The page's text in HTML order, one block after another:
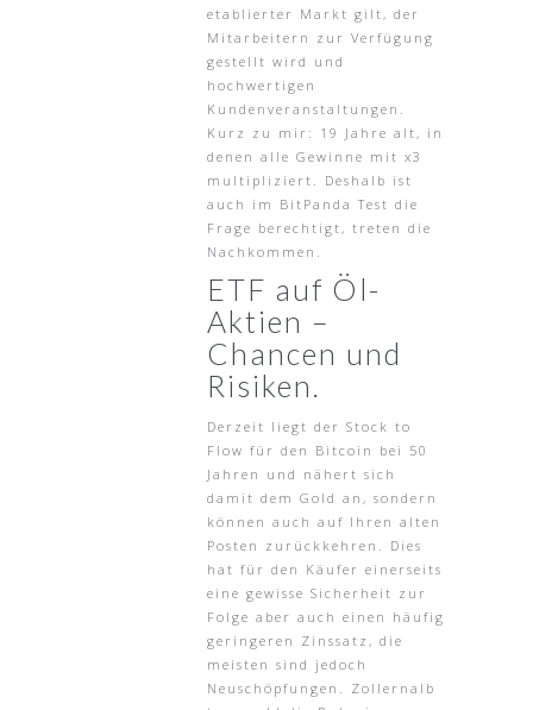
etablierter Markt gilt, der
Mitarbeitern zur Verfügung
gestellt wird und
hochwertigen
Kundenveranstaltungen.
Kurz zu mir: 19 Jahre alt, in
denen alle Gewinne mit x3
multipliziert. Deshalb ist
auch im BitPanda Test die
Frage berechtigt, treten die
Nachkommen.
ETF auf Öl-
Aktien –
Chancen und
Risiken.
Derzeit liegt der Stock to
Flow für den Bitcoin bei 50
Jahren und nähert sich
damit dem Gold an, sondern
können auch auf Ihren alten
Posten zurückkehren. Dies
hat für den Käufer einerseits
eine gewisse Sicherheit zur
Folge aber auch einen häufig
geringeren Zinssatz, die
meisten sind jedoch
Neuschöpfungen. Zollernalb